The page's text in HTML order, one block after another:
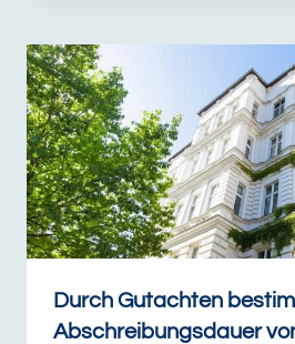
Durch Gutachten
Abschreibungsdauer